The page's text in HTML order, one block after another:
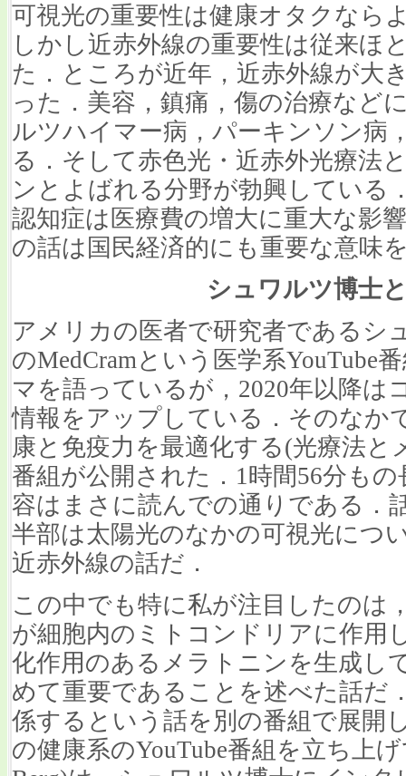
可視光の重要性は健康オタクなら
しかし近赤外線の重要性は従来ほ
た．ところが近年，近赤外線が大
った．美容，鎮痛，傷の治療など
ルツハイマー病，パーキンソン病
る．そして赤色光・近赤外光療法
ンとよばれる分野が勃興している
認知症は医療費の増大に重大な影
の話は国民経済的にも重要な意味
シュワルツ博士
アメリカの医者で研究者であるシ
のMedCramという医学系YouTube
マを語っているが，2020年以降は
情報をアップしている．そのなか
康と免疫力を最適化する(光療法
番組が公開された．1時間56分も
容はまさに読んでの通りである．
半部は太陽光のなかの可視光につ
近赤外線の話だ．
この中でも特に私が注目したのは
が細胞内のミトコンドリアに作用
化作用のあるメラトニンを生成し
めて重要であることを述べた話だ
係するという話を別の番組で展開
の健康系のYouTube番組を立ち上